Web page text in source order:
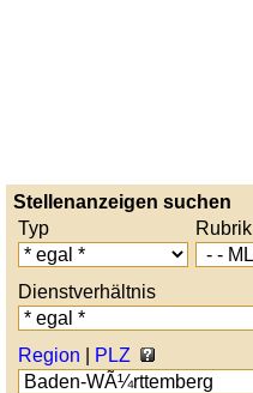
Stellenanzeigen suchen
Typ
Rubrik
Dienstverhältnis
Region
PLZ